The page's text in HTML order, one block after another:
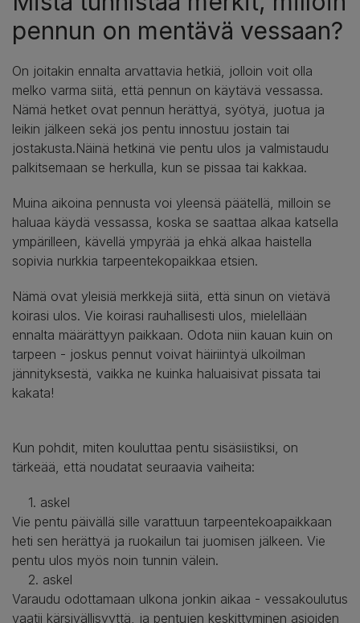
pennun on mentävä vessaan?
On joitakin ennalta arvattavia hetkiä, jolloin voit olla
melko varma siitä, että pennun on käytävä vessassa.
Nämä hetket ovat pennun herättyä, syötyä, juotua ja
leikin jälkeen sekä jos pentu innostuu jostain tai
jostakusta.Näinä hetkinä vie pentu ulos ja valmistaudu
palkitsemaan se herkulla, kun se pissaa tai kakkaa.
Muina aikoina pennusta voi yleensä päätellä, milloin se
haluaa käydä vessassa, koska se saattaa alkaa katsella
ympärilleen, kävellä ympyrää ja ehkä alkaa haistella
sopivia nurkkia tarpeentekopaikkaa etsien.
Nämä ovat yleisiä merkkejä siitä, että sinun on vietävä
koirasi ulos. Vie koirasi rauhallisesti ulos, mielellään
ennalta määrättyyn paikkaan. Odota niin kauan kuin on
tarpeen - joskus pennut voivat häiriintyä ulkoilman
jännityksestä, vaikka ne kuinka haluaisivat pissata tai
kakata!
Kun pohdit, miten kouluttaa pentu sisäsiistiksi, on
tärkeää, että noudatat seuraavia vaiheita:
1. askel
Vie pentu päivällä sille varattuun tarpeentekoapaikkaan
heti sen herättyä ja ruokailun tai juomisen jälkeen. Vie
pentu ulos myös noin tunnin välein.
2. askel
Varaudu odottamaan ulkona jonkin aikaa - vessakoulutus
vaatii kärsivällisyyttä, ja pentujen keskittyminen asioiden